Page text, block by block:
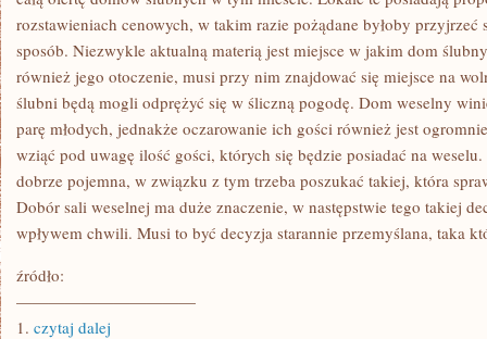
rozstawieniach cenowych, w takim razie pożądane byłoby przyjrzeć
sposób. Niezwykle aktualną materią jest miejsce w jakim dom
również jego otoczenie, musi przy nim znajdować się miejsce na
ślubni będą mogli odprężyć się w śliczną pogodę. Dom weselny
parę młodych, jednakże oczarowanie ich gości również jest
wziąć pod uwagę ilość gości, których się będzie posiadać na
dobrze pojemna, w związku z tym trzeba poszukać takiej, która
Dobór sali weselnej ma duże znaczenie, w następstwie tego takiej
wpływem chwili. Musi to być decyzja starannie przemyślana, taka
źródło:
———————————
1. czytaj dalej